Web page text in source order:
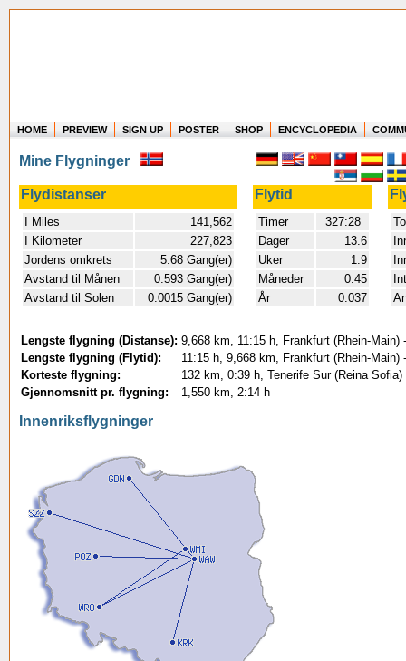
Where in the world have you flown?
How long have you been in the air?
Create your own FlightMemory and see!
HOME PREVIEW SIGN UP POSTER SHOP ENCYCLOPEDIA
Mine Flygninger
Flydistanser Flytid
I Miles
141,562
I Kilometer
227,823
Jordens omkrets
5.68 Gang(er)
Avstand til Månen
0.593 Gang(er)
Avstand til Solen
0.0015 Gang(er)
Timer
327:28
Dager
13.6
Uker
1.9
Måneder
0.45
År
0.037
Lengste flygning (Distanse): 9,668 km, 11:15 h, Frankfurt (Rhein-
Lengste flygning (Flytid):
11:15 h, 9,668 km, Frankfurt (Rhein-
Korteste flygning:
132 km, 0:39 h, Tenerife Sur (Reina
Gjennomsnitt pr. flygning:
1,550 km, 2:14 h
Innenriksflygninger